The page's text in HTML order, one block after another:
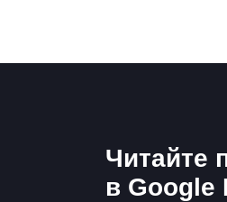
Читайте
в Google